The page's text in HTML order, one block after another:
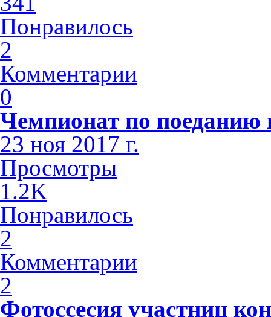
Понравилось
2
Комментарии
0
Чемпионат по поеданию
23 ноя 2017 г.
Просмотры
1.2K
Понравилось
2
Комментарии
2
Фотоссесия участниц